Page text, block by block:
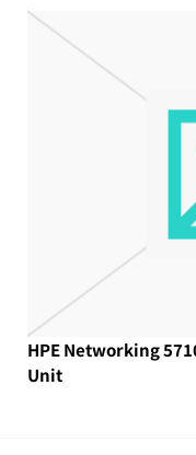
HPE Networking
Unit